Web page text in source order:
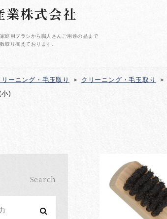
業株式会社
庭用ブラシから職人さんご用達の品まで
取り揃えております。
リーニング・毛玉取り > クリーニング・毛玉取り >
)
Search